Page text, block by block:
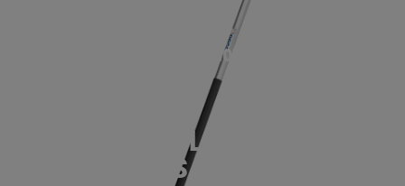
PERCHES ÉLAGUEUSES /
PERCHES D'ÉLAGAGE